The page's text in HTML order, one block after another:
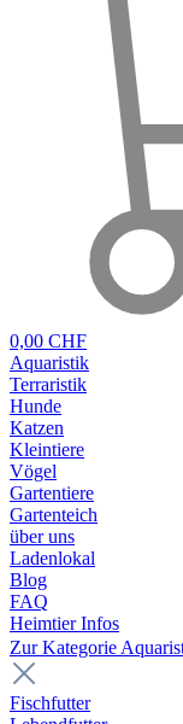
0,00 CHF
Aquaristik
Terraristik
Hunde
Katzen
Kleintiere
Vögel
Gartentiere
Gartenteich
über uns
Ladenlokal
Blog
FAQ
Heimtier Infos
Zur Kategorie
Fischfutter